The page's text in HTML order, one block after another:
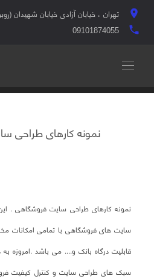
location_on تهران ، خیابان آزادی خیابان شهیدان
local_phone
09101874055
نمونه کارهای طراحی
نمونه کارهای طراحی سایت فروشگاهی .
سایت های فروشگاهی با تمامی امکانات
قابلیت درگاه بانک و.... می باشد .امروزه
سبک های طراحی سایت و کنترل کیفیت